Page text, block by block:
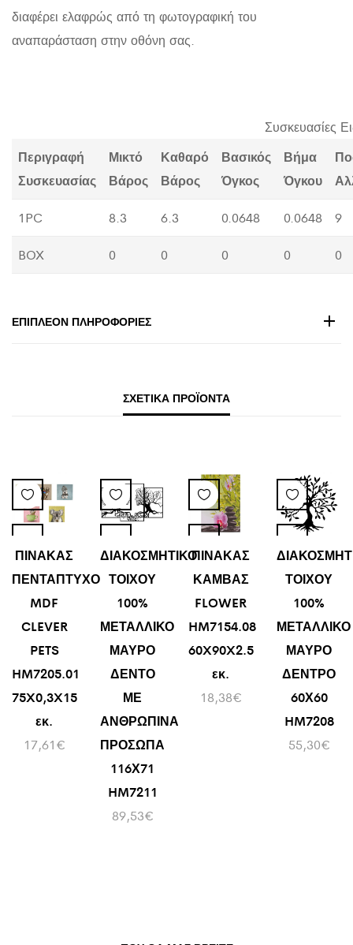
διαφέρει ελαφρώς από τη φωτογραφική του
αναπαράσταση στην οθόνη σας.
Συσκευασίες
Περιγραφή
Συσκευασίας
Μικτό
Βάρος
Καθαρό
Βάρος
Βασικός
Όγκος
Βήμα
Όγκου
1PC 8.3 6.3 0.0648 0.0648 9
BOX 0 0 0 0 0
ΕΠΙΠΛΈΟΝ ΠΛΗΡΟΦΟΡΊΕΣ
ΣΧΕΤΙΚΆ ΠΡΟΪΌΝΤΑ
ΠΙΝΑΚΑΣ
ΠΕΝΤΑΠΤΥΧΟ
MDF
CLEVER
PETS
HM7205.01
75X0,3X15
εκ.
17,61€
ΔΙΑΚΟΣΜΗΤΙΚΟ
ΤΟΙΧΟΥ
100%
ΜΕΤΑΛΛΙΚΟ
ΜΑΥΡΟ
ΔΕΝΤΟ
ΜΕ
ΑΝΘΡΩΠΙΝΑ
ΠΡΟΣΩΠΑ
116Χ71
HM7211
89,53€
ΠΙΝΑΚΑΣ
ΚΑΜΒΑΣ
FLOWER
HM7154.08
60X90X2.5
εκ.
18,38€
ΤΟΙΧΟΥ
100%
ΜΕΤΑΛΛΙΚΟ
ΜΑΥΡΟ
ΔΕΝΤΡΟ
60Χ60
HM7208
55,30€